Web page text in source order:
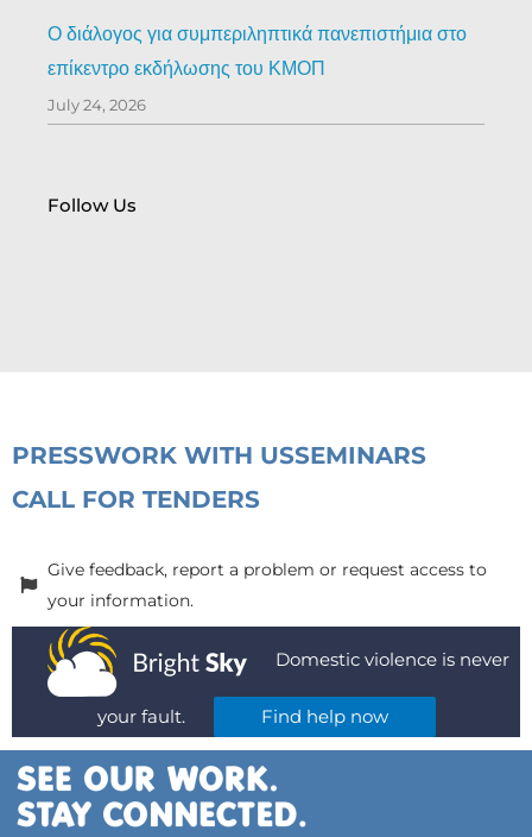
Ο διάλογος για συμπεριληπτικά πανεπιστήμια στο
επίκεντρο εκδήλωσης του ΚΜΟΠ
July 24, 2026
Follow Us
PRESSWORK WITH USSEMINARS
CALL FOR TENDERS
Give feedback, report a problem or request access to
your information.
Domestic violence is never
your fault. Find help now